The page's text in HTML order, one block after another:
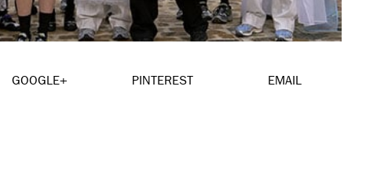
GOOGLE+ PINTEREST EMAIL